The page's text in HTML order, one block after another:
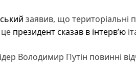
заявив, що територіальні
президентсказав в інтерв’ю
Володимир Путін повинні